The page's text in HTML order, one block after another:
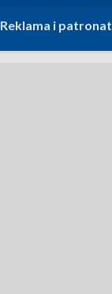
Reklama i patronat